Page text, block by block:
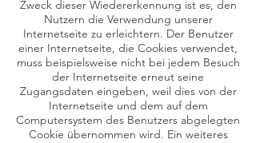
Zweck dieser Wiedererkennung ist es, den
Nutzern die Verwendung unserer
Internetseite zu erleichtern. Der Benutzer
einer Internetseite, die Cookies verwendet,
muss beispielsweise nicht bei jedem Besuch
der Internetseite erneut seine
Zugangsdaten eingeben, weil dies von der
Internetseite und dem auf dem
Computersystem des Benutzers abgelegten
Cookie übernommen wird. Ein weiteres